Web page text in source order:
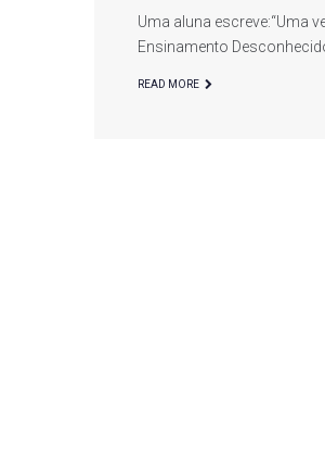
Uma aluna escreve:“Uma
Ensinamento
READ MORE